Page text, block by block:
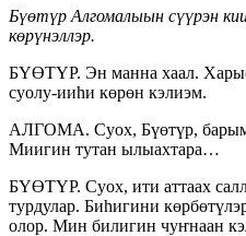
Бүөтүр Алгомалыын сүүрэн
көрүнэллэр.
БҮӨТҮР. Эн манна хаал.
суолу-ииһи көрөн кэлиэм.
АЛГОМА. Суох, Бүөтүр,
Миигин тутан ылыахтара…
БҮӨТҮР. Суох, ити аттаах
турдулар. Биһигини
олор. Мин билигин чуҥнаан